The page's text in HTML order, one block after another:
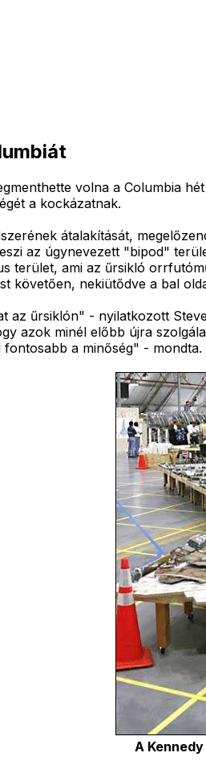
volna a Columbia
a kockázatnak.
átalakítását,
az úgynevezett "bipod"
terület, ami az űrsikló
követően, nekiütődve a bal
az űrsiklón" - nyilatkozott
azok minél előbb újra
a minőség" - mondta.
A